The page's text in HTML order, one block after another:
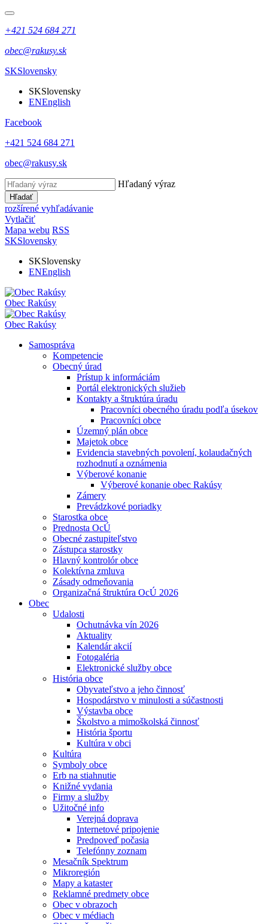
+421 524 684 271
obec@rakusy.sk
SKSlovensky
SKSlovensky
ENEnglish
Facebook
+421 524 684 271
obec@rakusy.sk
Hľadaný výraz
Hľadať
rozšírené vyhľadávanie
Vytlačiť
Mapa webu RSS
SKSlovensky
SKSlovensky
ENEnglish
Obec Rakúsy
Obec Rakúsy
Samospráva
Kompetencie
Obecný úrad
Prístup k informáciám
Portál elektronických služieb
Kontakty a štruktúra úradu
Pracovníci obecného úradu podľa úsekov
Pracovníci obce
Územný plán obce
Majetok obce
Evidencia stavebných povolení, kolaudačných
rozhodnutí a oznámenia
Výberové konanie
Výberové konanie obec Rakúsy
Zámery
Prevádzkové poriadky
Starostka obce
Prednosta OcÚ
Obecné zastupiteľstvo
Zástupca starostky
Hlavný kontrolór obce
Kolektívna zmluva
Zásady odmeňovania
Organizačná štruktúra OcÚ 2026
Obec
Udalosti
Ochutnávka vín 2026
Aktuality
Kalendár akcií
Fotogaléria
Elektronické služby obce
História obce
Obyvateľstvo a jeho činnosť
Hospodárstvo v minulosti a súčastnosti
Výstavba obce
Školstvo a mimoškolská činnosť
História športu
Kultúra v obci
Kultúra
Symboly obce
Erb na stiahnutie
Knižné vydania
Firmy a služby
Užitočné info
Verejná doprava
Internetové pripojenie
Predpoveď počasia
Telefónny zoznam
Mesačník Spektrum
Mikroregión
Mapy a kataster
Reklamné predmety obce
Obec v obrazoch
Obec v médiach